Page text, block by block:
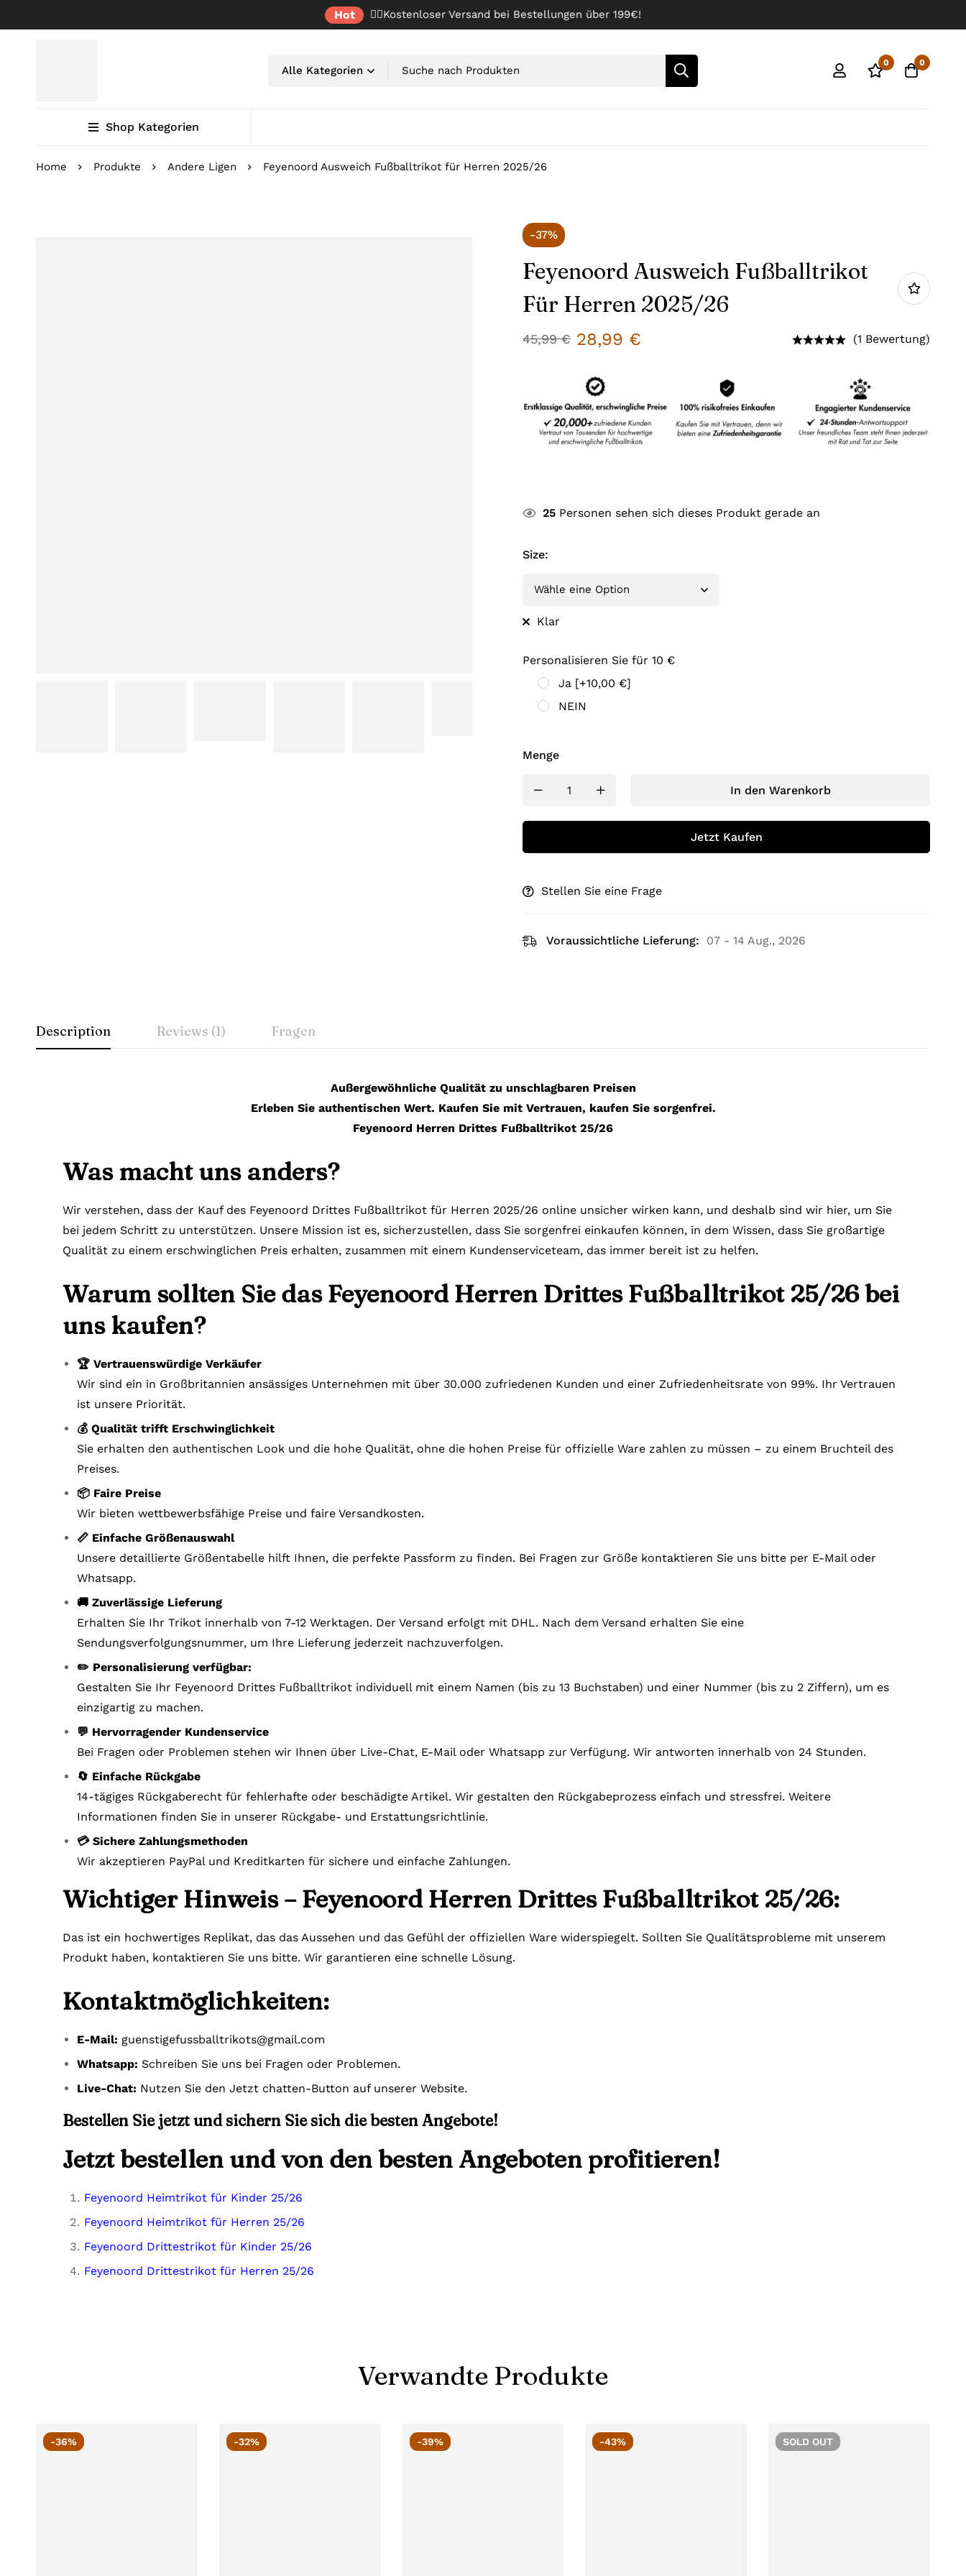
Hot ✌🏼Kostenloser Versand bei Bestellungen über 199€!
0 0
Shop Kategorien
Home Produkte Andere Ligen Feyenoord Ausweich Fußballtrikot für Herren 2025/26
-37%
Feyenoord Ausweich Fußballtrikot
Für Herren 2025/26
45,99€ 28,99 € (1 Bewertung)
25 Personen sehen sich dieses Produkt gerade an
Size:
Klar
Personalisieren Sie für 10 €
Ja [+10,00 €]
NEIN
Menge
In den Warenkorb
Jetzt Kaufen
Stellen Sie eine Frage
Voraussichtliche Lieferung: 07 - 14 Aug., 2026
Description Reviews (1) Fragen
Außergewöhnliche Qualität zu unschlagbaren Preisen
Erleben Sie authentischen Wert. Kaufen Sie mit Vertrauen, kaufen Sie sorgenfrei.
Feyenoord Herren Drittes Fußballtrikot 25/26
Was macht uns anders?
Wir verstehen, dass der Kauf des Feyenoord Drittes Fußballtrikot für Herren 2025/26 online unsicher wirken kann, und deshalb sind wir hier, um Sie
bei jedem Schritt zu unterstützen. Unsere Mission ist es, sicherzustellen, dass Sie sorgenfrei einkaufen können, in dem Wissen, dass Sie großartige
Qualität zu einem erschwinglichen Preis erhalten, zusammen mit einem Kundenserviceteam, das immer bereit ist zu helfen.
Warum sollten Sie das Feyenoord Herren Drittes Fußballtrikot 25/26 bei
uns kaufen?
🏆 Vertrauenswürdige Verkäufer
Wir sind ein in Großbritannien ansässiges Unternehmen mit über 30.000 zufriedenen Kunden und einer Zufriedenheitsrate von 99%. Ihr Vertrauen
ist unsere Priorität.
💰 Qualität trifft Erschwinglichkeit
Sie erhalten den authentischen Look und die hohe Qualität, ohne die hohen Preise für offizielle Ware zahlen zu müssen – zu einem Bruchteil des
Preises.
📦 Faire Preise
Wir bieten wettbewerbsfähige Preise und faire Versandkosten.
📏 Einfache Größenauswahl
Unsere detaillierte Größentabelle hilft Ihnen, die perfekte Passform zu finden. Bei Fragen zur Größe kontaktieren Sie uns bitte per E-Mail oder
Whatsapp.
🚚 Zuverlässige Lieferung
Erhalten Sie Ihr Trikot innerhalb von 7-12 Werktagen. Der Versand erfolgt mit DHL. Nach dem Versand erhalten Sie eine
Sendungsverfolgungsnummer, um Ihre Lieferung jederzeit nachzuverfolgen.
✏️ Personalisierung verfügbar:
Gestalten Sie Ihr Feyenoord Drittes Fußballtrikot individuell mit einem Namen (bis zu 13 Buchstaben) und einer Nummer (bis zu 2 Ziffern), um es
einzigartig zu machen.
💬 Hervorragender Kundenservice
Bei Fragen oder Problemen stehen wir Ihnen über Live-Chat, E-Mail oder Whatsapp zur Verfügung. Wir antworten innerhalb von 24 Stunden.
🔄 Einfache Rückgabe
14-tägiges Rückgaberecht für fehlerhafte oder beschädigte Artikel. Wir gestalten den Rückgabeprozess einfach und stressfrei. Weitere
Informationen finden Sie in unserer Rückgabe- und Erstattungsrichtlinie.
💳 Sichere Zahlungsmethoden
Wir akzeptieren PayPal und Kreditkarten für sichere und einfache Zahlungen.
Wichtiger Hinweis – Feyenoord Herren Drittes Fußballtrikot 25/26:
Das ist ein hochwertiges Replikat, das das Aussehen und das Gefühl der offiziellen Ware widerspiegelt. Sollten Sie Qualitätsprobleme mit unserem
Produkt haben, kontaktieren Sie uns bitte. Wir garantieren eine schnelle Lösung.
Kontaktmöglichkeiten:
E-Mail: guenstigefussballtrikots@gmail.com
Whatsapp: Schreiben Sie uns bei Fragen oder Problemen.
Live-Chat: Nutzen Sie den Jetzt chatten-Button auf unserer Website.
Bestellen Sie jetzt und sichern Sie sich die besten Angebote!
Jetzt bestellen und von den besten Angeboten profitieren!
Feyenoord Heimtrikot für Kinder 25/26
Feyenoord Heimtrikot für Herren 25/26
Feyenoord Drittestrikot für Kinder 25/26
Feyenoord Drittestrikot für Herren 25/26
Verwandte Produkte
-36% -32% -39% -43% SOLD OUT